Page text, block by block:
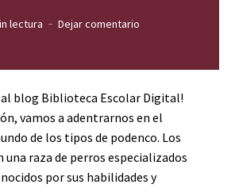
lectura Dejar comentario
al blog Biblioteca Escolar Digital!
vamos a adentrarnos en el
de los tipos de podenco. Los
una raza de perros especializados
por sus habilidades y